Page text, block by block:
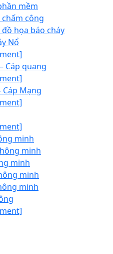
mềm
công
họa báo cháy
Nổ
Cáp quang
Cáp Mạng
minh
minh
minh
minh
minh